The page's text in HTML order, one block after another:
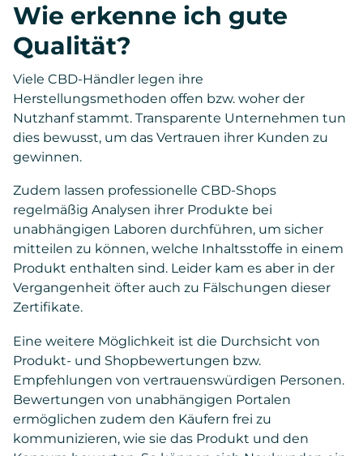
Wie erkenne ich gute
Qualität?
Viele CBD-Händler legen ihre
Herstellungsmethoden offen bzw. woher der
Nutzhanf stammt. Transparente Unternehmen tun
dies bewusst, um das Vertrauen ihrer Kunden zu
gewinnen.
Zudem lassen professionelle CBD-Shops
regelmäßig Analysen ihrer Produkte bei
unabhängigen Laboren durchführen, um sicher
mitteilen zu können, welche Inhaltsstoffe in einem
Produkt enthalten sind. Leider kam es aber in der
Vergangenheit öfter auch zu Fälschungen dieser
Zertifikate.
Eine weitere Möglichkeit ist die Durchsicht von
Produkt- und Shopbewertungen bzw.
Empfehlungen von vertrauenswürdigen Personen.
Bewertungen von unabhängigen Portalen
ermöglichen zudem den Käufern frei zu
kommunizieren, wie sie das Produkt und den